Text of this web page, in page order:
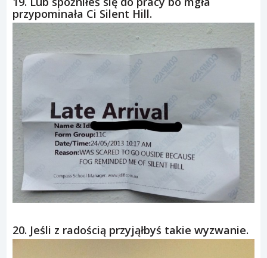
przypominała Ci Silent Hill.
20. Jeśli z radością przyjąłbyś takie wyzwanie.